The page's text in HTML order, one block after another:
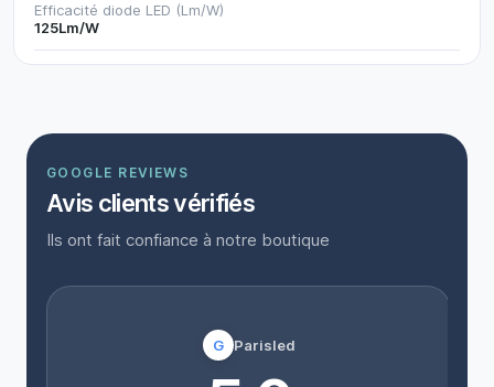
Efficacité diode LED (Lm/W)
125Lm/W
GOOGLE REVIEWS
Avis clients vérifiés
Ils ont fait confiance à notre boutique
G Parisled